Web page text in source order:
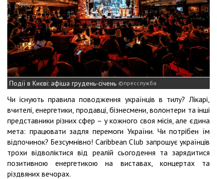
Події в Києві: афіша грудень-січень пресслужба
Чи існують правила поводження українців в тилу? Лікарі,
вчителі, енергетики, продавці, бізнесмени, волонтери та інші
представники різних сфер – у кожного своя місія, але єдина
мета: працювати задля перемоги України. Чи потрібен їм
відпочинок? Безсумнівно! Caribbean Club запрошує українців
трохи відволіктися від реалій сьогодення та зарядитися
позитивною енергетикою на виставах, концертах та
різдвяних вечорах.